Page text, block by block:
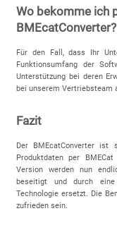
Wo bekomme ich
BMEcatConverter?
Für den Fall, dass Ihr
Funktionsumfang der
Unterstützung bei deren
bei unserem Vertriebsteam
Fazit
Der BMEcatConverter ist
Produktdaten per
Version werden nun
beseitigt und durch eine
Technologie ersetzt. Die
zufrieden sein.